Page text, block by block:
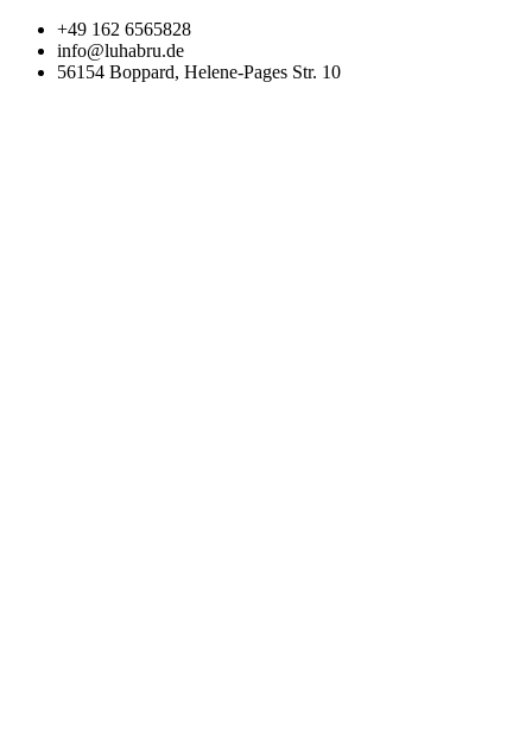
Zum
Inhalt
wechseln
+49 162 6565828
info@luhabru.de
56154 Boppard, Helene-Pages Str. 10